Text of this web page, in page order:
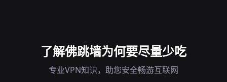
了解佛跳墙为何要尽量少吃
专业VPN知识，助您安全畅游互联网